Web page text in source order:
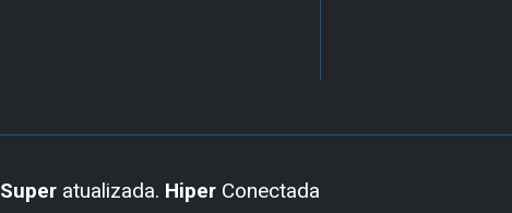
Super atualizada. Hiper Conectada